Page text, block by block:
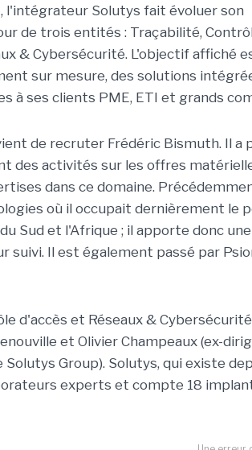
, l'intégrateur Solutys fait évoluer son
de trois entités : Traçabilité,
& Cybersécurité. L'objectif affiché
sur mesure, des solutions
à ses clients PME, ETI et grands
de recruter Frédéric Bismuth. Il a
des activités sur les offres
dans ce domaine.
où il occupait dernièrement le
Sud et l'Afrique ; il apporte donc
suivi. Il est également passé par
d'accès et Réseaux &
et Olivier Champeaux (ex-
Group). Solutys, qui existe
experts et compte 18